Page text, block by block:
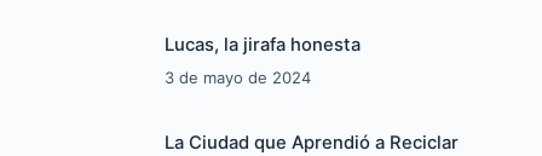
Lucas, la jirafa honesta
3 de mayo de 2024
La Ciudad que Aprendió a Reciclar